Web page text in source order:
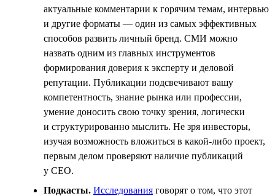
актуальные комментарии к горячим темам, интервью
и другие форматы — один из самых эффективных
способов развить личный бренд. СМИ можно
назвать одним из главных инструментов
формирования доверия к эксперту и деловой
репутации. Публикации подсвечивают вашу
компетентность, знание рынка или профессии,
умение доносить свою точку зрения, логически
и структурированно мыслить. Не зря инвесторы,
изучая возможность вложиться в какой-либо проект,
первым делом проверяют наличие публикаций
у СЕО.
Подкасты. Исследования говорят о том, что этот